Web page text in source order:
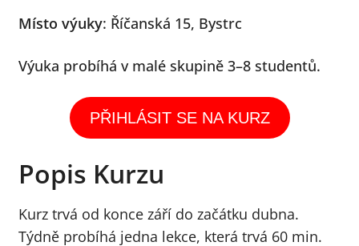
Místo výuky: Říčanská 15, Bystrc
Výuka probíhá v malé skupině 3–8 studentů.
PŘIHLÁSIT SE NA KURZ
Popis Kurzu
Kurz trvá od konce září do začátku dubna.
Týdně probíhá jedna lekce, která trvá 60 min.